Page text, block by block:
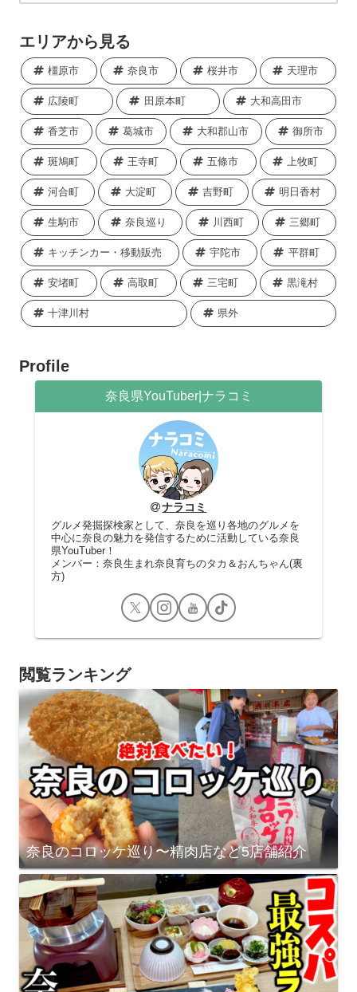
エリアから見る
橿原市 奈良市 桜井市 天理市
広陵町 田原本町 大和高田市
香芝市 葛城市 大和郡山市 御所市
斑鳩町 王寺町 五條市 上牧町
河合町 大淀町 吉野町 明日香村
生駒市 奈良巡り 川西町 三郷町
キッチンカー・移動販売 宇陀市 平群町
安堵町 高取町 三宅町 黒滝村
十津川村 県外
Profile
奈良県YouTuber|ナラコミ
ナラコミ
グルメ発掘探検家として、奈良を巡り各地のグルメを
中心に奈良の魅力を発信するために活動している奈良
県YouTuber！
メンバー：奈良生まれ奈良育ちのタカ＆おんちゃん(裏
方)
閲覧ランキング
奈良のコロッケ巡り〜精肉店など5店舗紹介